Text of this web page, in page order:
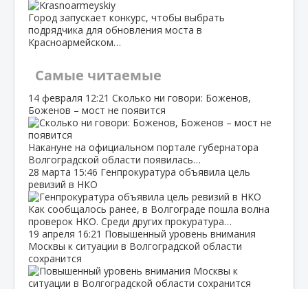
Город запускает конкурс, чтобы выбрать
подрядчика для обновления моста в
Красноармейском…
Самые читаемые
14 февраля 12:21 Сколько ни говори: Боженов,
Боженов – мост не появится
Накануне на официальном портале губернатора
Волгоградской области появилась…
28 марта 15:46 Генпрокуратура объявила цель
ревизий в НКО
Как сообщалось ранее, в Волгограде пошла волна
проверок НКО. Среди других прокуратура…
19 апреля 16:21 Повышенный уровень внимания
Москвы к ситуации в Волгоградской области
сохранится